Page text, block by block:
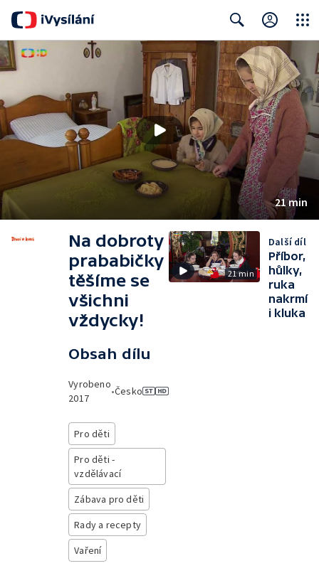
Search
21 min
Na dobroty
prababičky
těšíme se
všichni
vždycky!
Obsah dílu
Vyrobeno
2017
•Česko
Pro děti
Pro děti -
vzdělávací
Zábava pro děti
Rady a recepty
Vaření
21 min
Další díl
Příbor,
hůlky,
ruka
nakrmí
i kluka